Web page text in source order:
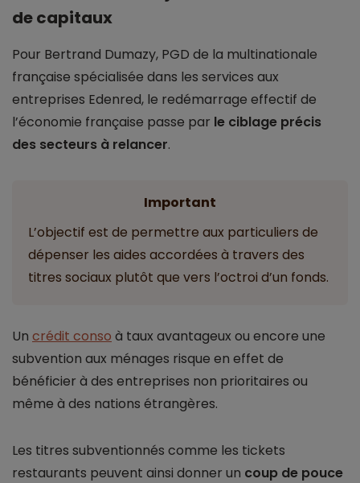
de capitaux
Pour Bertrand Dumazy, PGD de la multinationale
française spécialisée dans les services aux
entreprises Edenred, le redémarrage effectif de
l’économie française passe par le ciblage précis
des secteurs à relancer.
Important
L’objectif est de permettre aux particuliers de
dépenser les aides accordées à travers des
titres sociaux plutôt que vers l’octroi d’un fonds.
Un crédit conso à taux avantageux ou encore une
subvention aux ménages risque en effet de
bénéficier à des entreprises non prioritaires ou
même à des nations étrangères.
Les titres subventionnés comme les tickets
restaurants peuvent ainsi donner un coup de pouce